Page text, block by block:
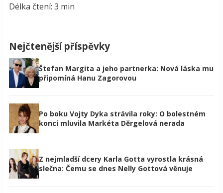
Délka čtení: 3 min
Nejčtenější příspěvky
Štefan Margita a jeho partnerka: Nová láska mu
připomíná Hanu Zagorovou
Po boku Vojty Dyka strávila roky: O bolestném
konci mluvila Markéta Děrgelová nerada
Z nejmladší dcery Karla Gotta vyrostla krásná
slečna: Čemu se dnes Nelly Gottová věnuje